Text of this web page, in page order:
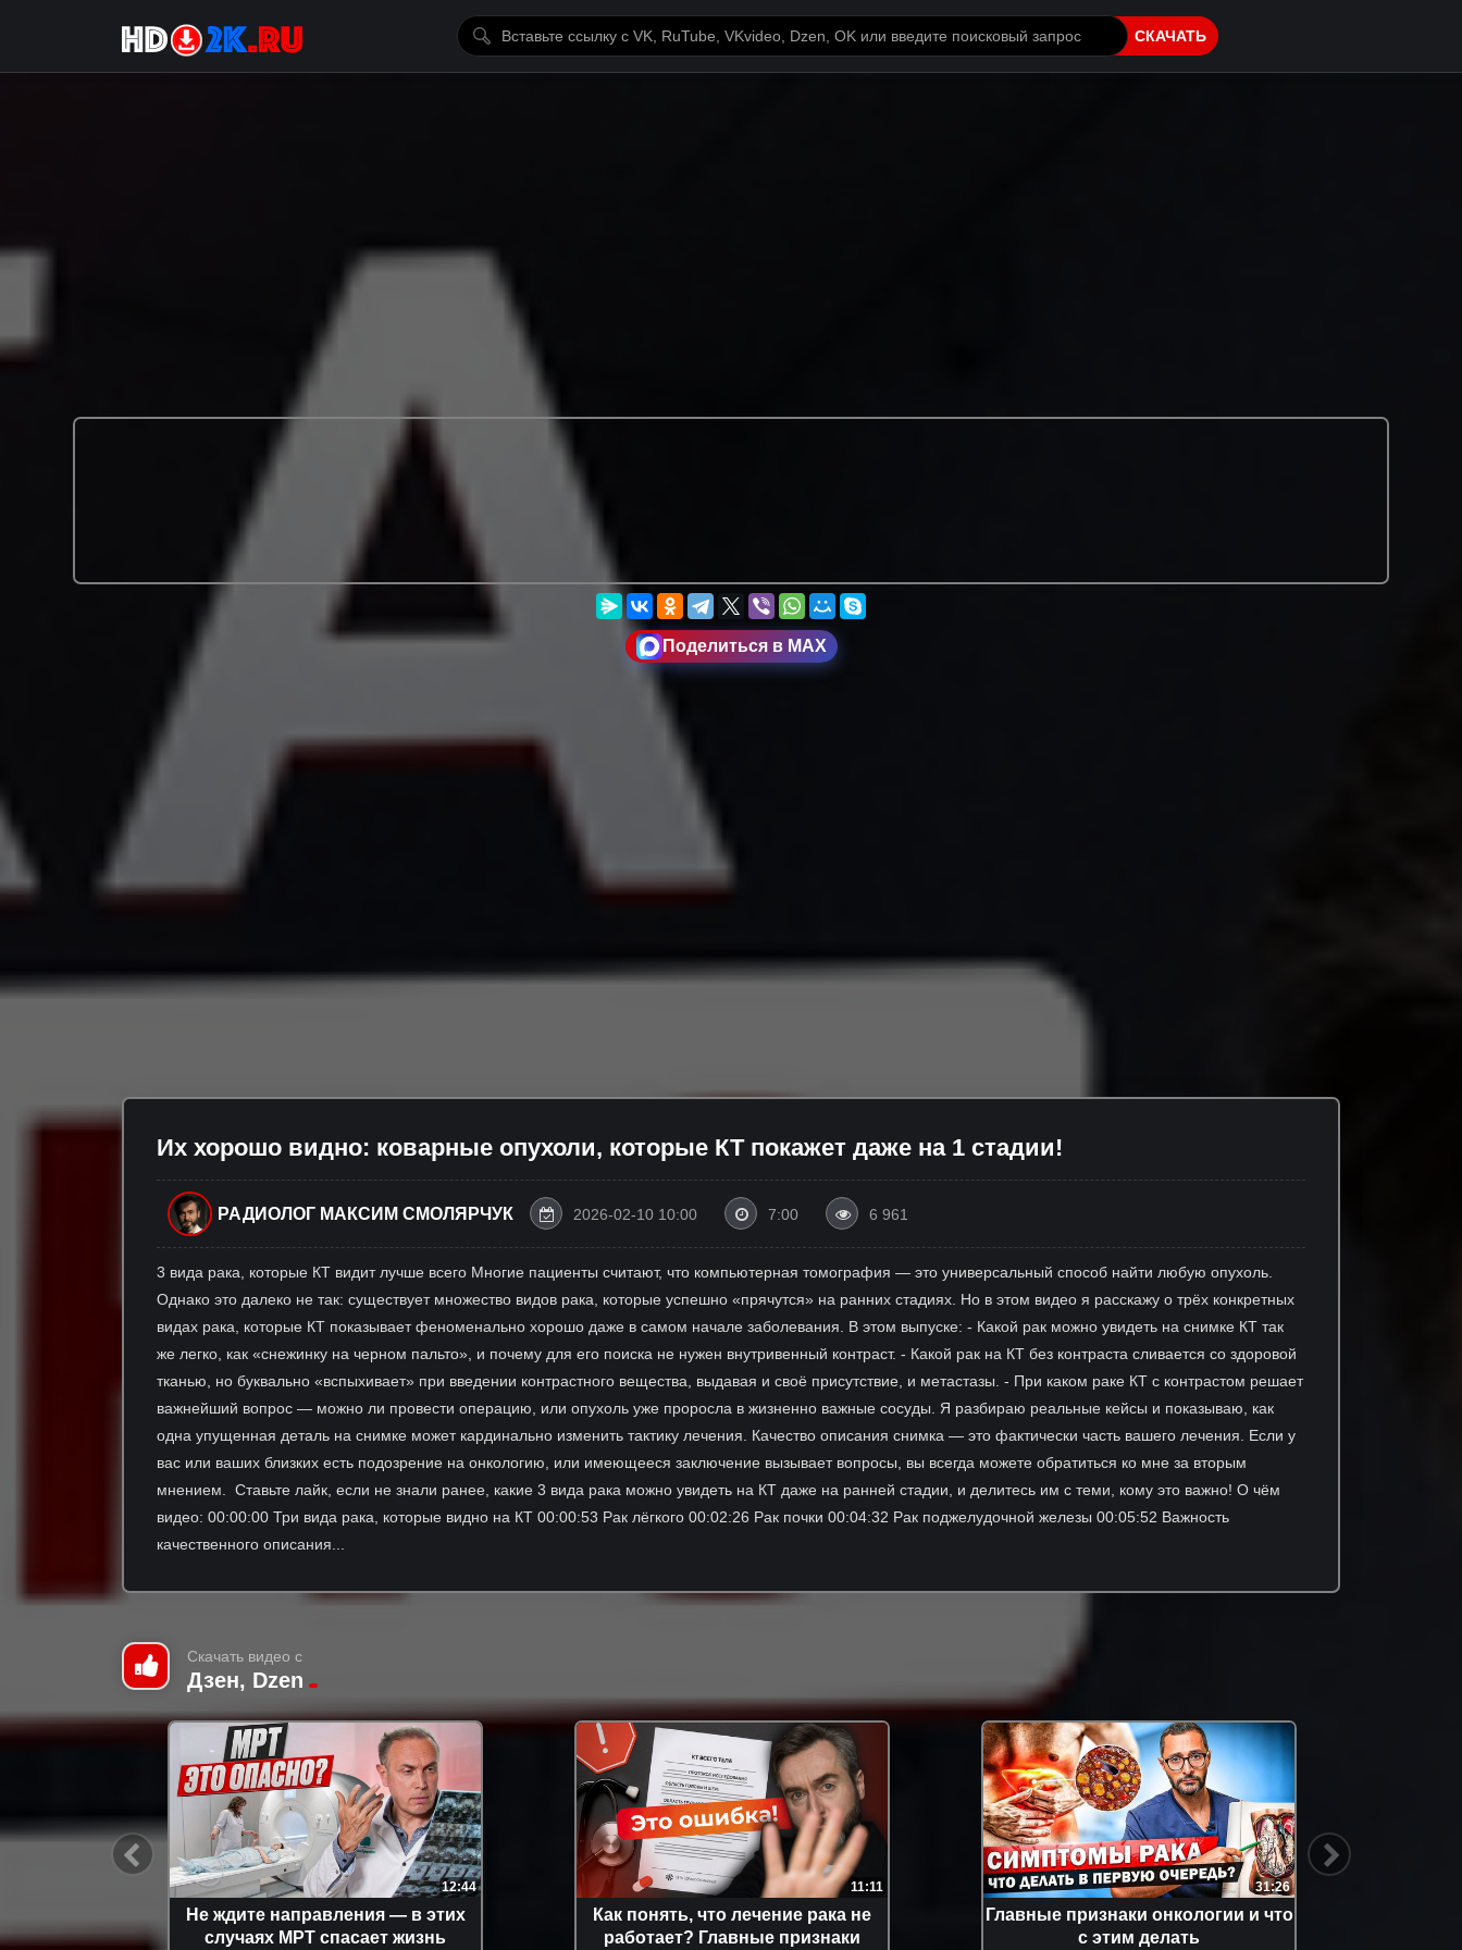
СКАЧАТЬ
Поделиться в MAX
Их хорошо видно: коварные опухоли, которые КТ покажет даже на 1 стадии!
РАДИОЛОГ МАКСИМ СМОЛЯРЧУК 2026-02-10 10:00 7:00 6 961
3 вида рака, которые КТ видит лучше всего Многие пациенты считают, что компьютерная томография — это универсальный способ найти любую опухоль.
Однако это далеко не так: существует множество видов рака, которые успешно «прячутся» на ранних стадиях. Но в этом видео я расскажу о трёх конкретных
видах рака, которые КТ показывает феноменально хорошо даже в самом начале заболевания. В этом выпуске: - Какой рак можно увидеть на снимке КТ так
же легко, как «снежинку на черном пальто», и почему для его поиска не нужен внутривенный контраст. - Какой рак на КТ без контраста сливается со здоровой
тканью, но буквально «вспыхивает» при введении контрастного вещества, выдавая и своё присутствие, и метастазы. - При каком раке КТ с контрастом решает
важнейший вопрос — можно ли провести операцию, или опухоль уже проросла в жизненно важные сосуды. Я разбираю реальные кейсы и показываю, как
одна упущенная деталь на снимке может кардинально изменить тактику лечения. Качество описания снимка — это фактически часть вашего лечения. Если у
вас или ваших близких есть подозрение на онкологию, или имеющееся заключение вызывает вопросы, вы всегда можете обратиться ко мне за вторым
мнением. Ставьте лайк, если не знали ранее, какие 3 вида рака можно увидеть на КТ даже на ранней стадии, и делитесь им с теми, кому это важно! О чём
видео: 00:00:00 Три вида рака, которые видно на КТ 00:00:53 Рак лёгкого 00:02:26 Рак почки 00:04:32 Рак поджелудочной железы 00:05:52 Важность
качественного описания...
Скачать видео с
Дзен, Dzen
12:44
Не ждите направления — в этих
случаях МРТ спасает жизнь
11:11
Как понять, что лечение рака не
работает? Главные признаки
31:26
Главные признаки онкологии и что
с этим делать